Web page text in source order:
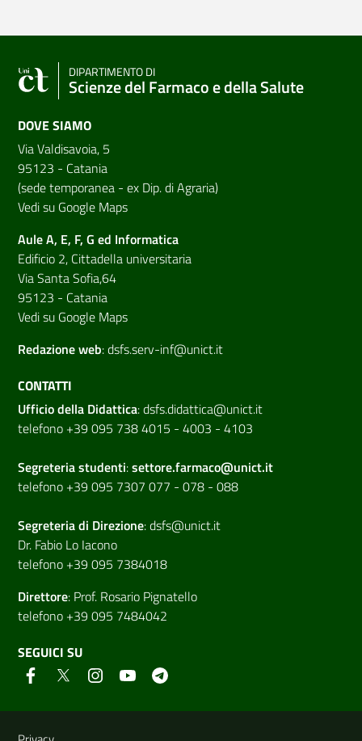
DIPARTIMENTO DI
Scienze del Farmaco e della Salute
DOVE SIAMO
Via Valdisavoia, 5
95123 - Catania
(sede temporanea - ex Dip. di Agraria)
Vedi su Google Maps
Aule A, E, F, G ed Informatica
Edificio 2, Cittadella universitaria
Via Santa Sofia,64
95123 - Catania
Vedi su Google Maps
Redazione web:dsfs.serv-inf@unict.it
CONTATTI
Ufficio della Didattica:dsfs.didattica@unict.it
telefono +39 095 738 4015 - 4003 - 4103
Segreteria studenti:settore.farmaco@unict.it
telefono +39 095 7307 077 - 078 - 088
Segreteria di Direzione:dsfs@unict.it
Dr. Fabio Lo Iacono
telefono +39 095 7384018
Direttore: Prof. Rosario Pignatello
telefono +39 095 7484042
SEGUICI SU
Link e informazioni utili